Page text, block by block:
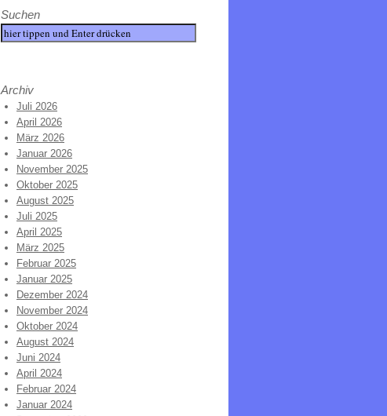
Suchen
Archiv
Juli 2026
April 2026
März 2026
Januar 2026
November 2025
Oktober 2025
August 2025
Juli 2025
April 2025
März 2025
Februar 2025
Januar 2025
Dezember 2024
November 2024
Oktober 2024
August 2024
Juni 2024
April 2024
Februar 2024
Januar 2024